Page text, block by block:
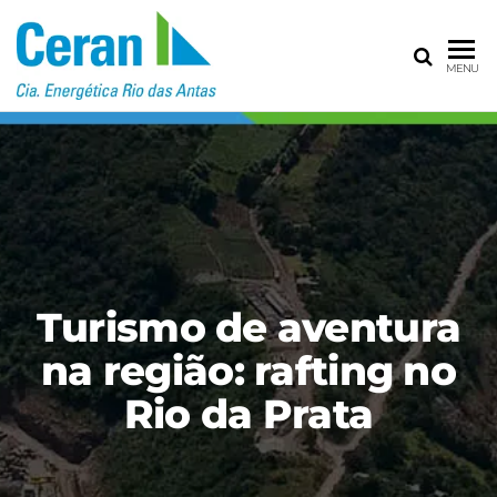
CERAN – CIA
ENERGÉTICA
RIO DAS
ANTAS
MENU
Turismo de aventura
na região: rafting no
Rio da Prata